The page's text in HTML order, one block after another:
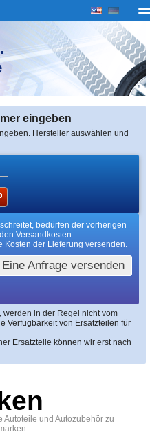
uns Kontakt
eingeben
Hersteller auswählen und
bedürfen der vorherigen
Versandkosten.
Kosten der Lieferung versenden.
Eine Anfrage versenden
werden in der Regel nicht vom
Verfügbarkeit von Ersatzteilen für
Ersatzteile können wir erst nach
Autoteile und Autozubehör zu